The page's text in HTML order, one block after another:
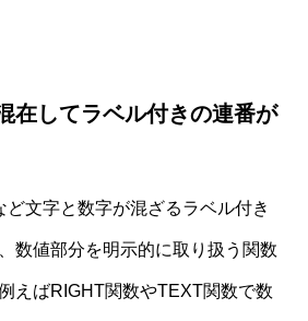
在してラベル付きの連番が
ど文字と数字が混ざるラベル付き
数値部分を明示的に取り扱う関数
えばRIGHT関数やTEXT関数で数